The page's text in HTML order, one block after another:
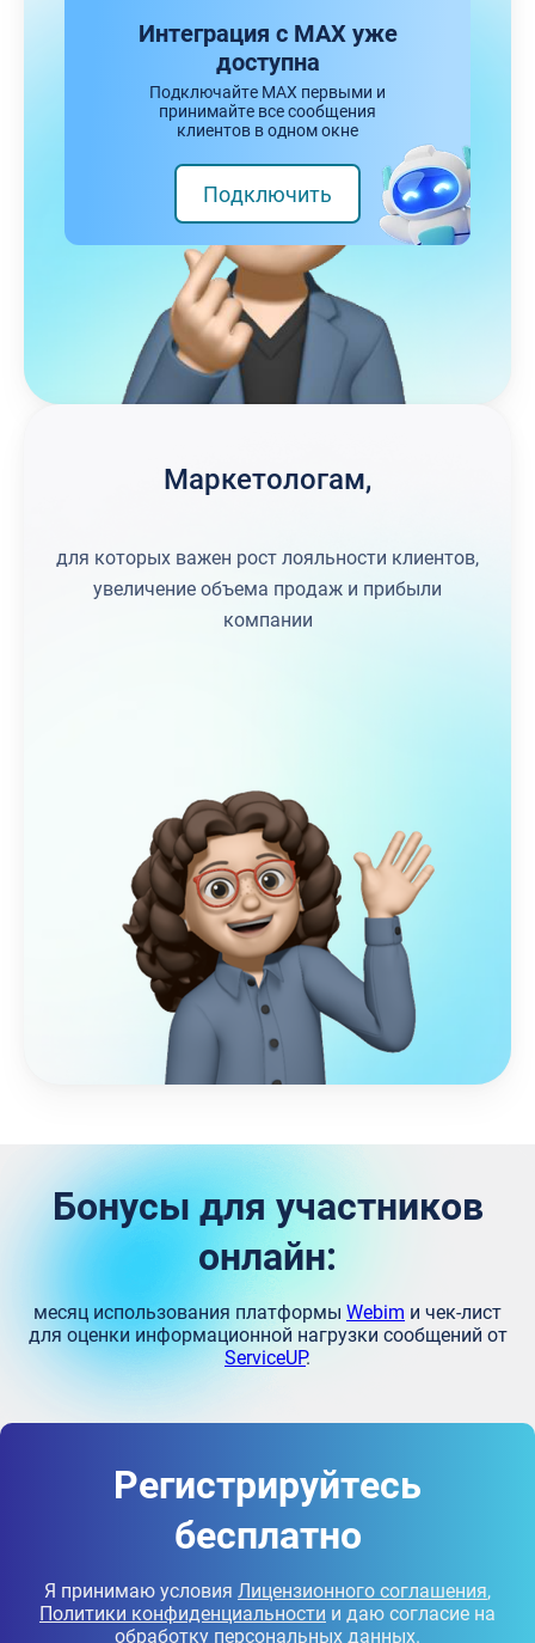
Маркетологам,
для которых важен рост лояльности клиентов,
увеличение объема продаж и прибыли
компании
Бонусы для участников
онлайн:
месяц использования платформы Webim и чек-лист
для оценки информационной нагрузки сообщений от
ServiceUP.
Регистрируйтесь
бесплатно
Я принимаю условия Лицензионного соглашения,
Политики конфиденциальности и даю согласие на
обработку персональных данных.
Интеграция с MAX уже
доступна
Подключайте MAX первыми и
принимайте все сообщения
клиентов в одном окне
Подключить